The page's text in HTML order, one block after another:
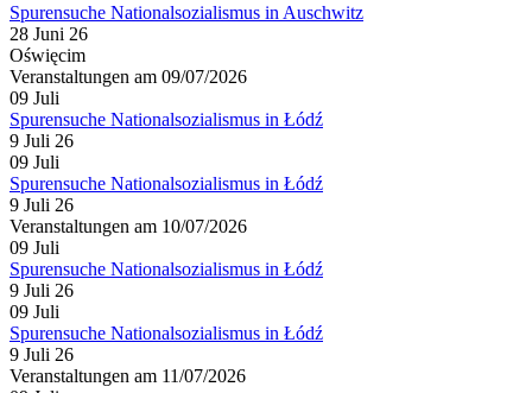
Spurensuche Nationalsozialismus in Auschwitz
28 Juni 26
Oświęcim
Veranstaltungen am 09/07/2026
09 Juli
Spurensuche Nationalsozialismus in Łódź
9 Juli 26
09 Juli
Spurensuche Nationalsozialismus in Łódź
9 Juli 26
Veranstaltungen am 10/07/2026
09 Juli
Spurensuche Nationalsozialismus in Łódź
9 Juli 26
09 Juli
Spurensuche Nationalsozialismus in Łódź
9 Juli 26
Veranstaltungen am 11/07/2026